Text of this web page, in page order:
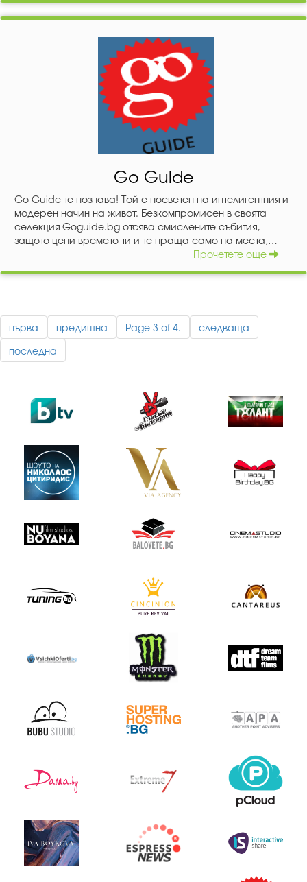
Go Guide
Go Guide те познава! Той е посветен на интелигентния и
модерен начин на живот. Безкомпромисен в своята
селекция Goguide.bg отсява смислените събития,
защото цени времето ти и те праща само на места,
Прочетете още
първа предишна Page 3 of 4.
следваща
последна